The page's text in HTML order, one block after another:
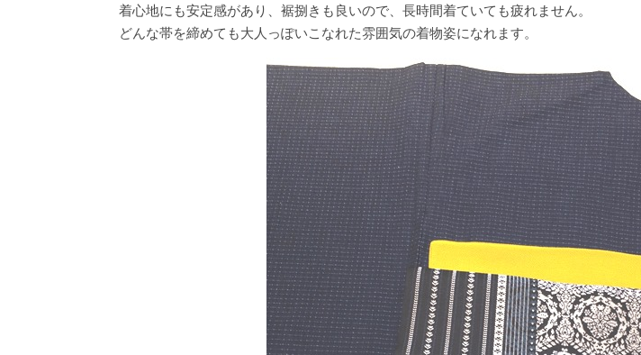
着心地にも安定感があり、裾捌きも良いので、長時間着ていても疲れません。
どんな帯を締めても大人っぽいこなれた雰囲気の着物姿になれます。